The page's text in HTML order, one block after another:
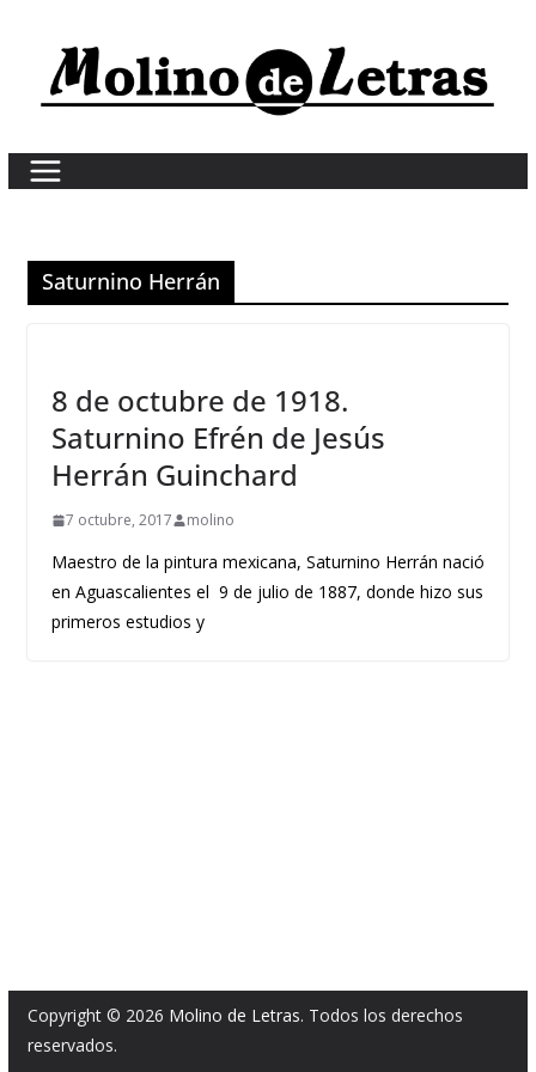
content
Saturnino Herrán
8 de octubre de 1918.
Saturnino Efrén de Jesús
Herrán Guinchard
7 octubre, 2017 molino
Maestro de la pintura mexicana, Saturnino Herrán nació
en Aguascalientes el 9 de julio de 1887, donde hizo sus
primeros estudios y
Copyright © 2026 Molino de Letras. Todos los derechos
reservados.